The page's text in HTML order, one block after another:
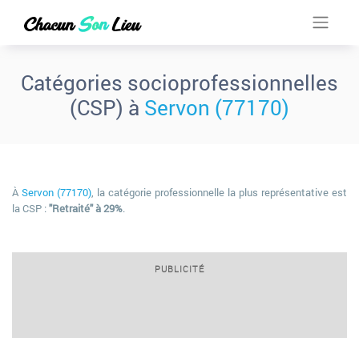
Catégories socioprofessionnelles
(CSP) à Servon (77170)
À Servon (77170), la catégorie professionnelle la plus représentative est
la CSP :"Retraité" à 29%.
PUBLICITÉ